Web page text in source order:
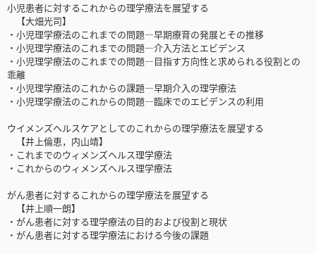
小児患者に対するこれからの理学療法を展望する
【大畑光司】
・小児理学療法のこれまでの問題―早期療育の発展とその推移
・小児理学療法のこれまでの問題―介入方法とエビデンス
・小児理学療法のこれまでの問題―目指す方向性と求められる役割との
乖離
・小児理学療法のこれからの課題―早期介入の理学療法
・小児理学療法のこれからの問題―臨床でのエビデンスの利用
ウイメンズヘルスケアとしてのこれからの理学療法を展望する
【井上倫恵，内山靖】
・これまでのウィメンズヘルス理学療法
・これからのウィメンズヘルス理学療法
がん患者に対するこれからの理学療法を展望する
【井上順一朗】
・がん患者に対する理学療法の目的および役割と現状
・がん患者に対する理学療法における今後の課題